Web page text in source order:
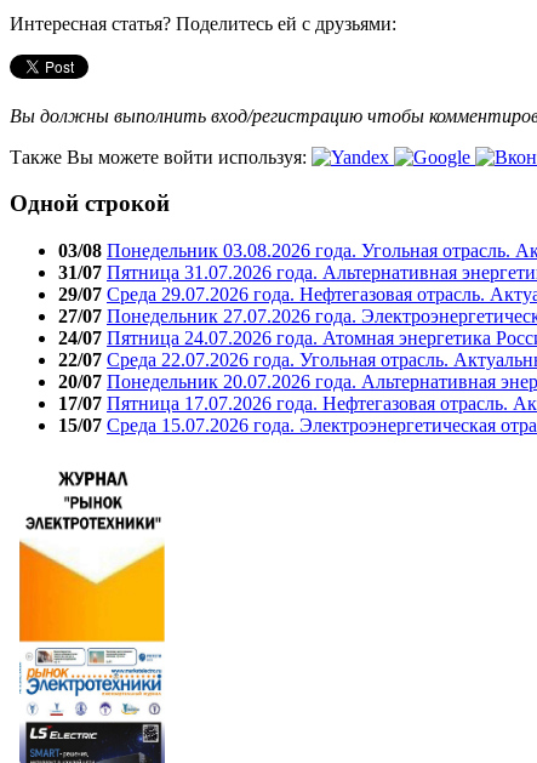
Интересная статья? Поделитесь ей с друзьями:
Вы должны выполнить вход/регистрацию чтобы
Также Вы можете войти используя:
Одной строкой
03/08 Понедельник 03.08.2026 года. Угольная отрасль.
31/07 Пятница 31.07.2026 года. Альтернативная
29/07 Среда 29.07.2026 года. Нефтегазовая отрасль.
27/07 Понедельник 27.07.2026 года.
24/07 Пятница 24.07.2026 года. Атомная энергетика
22/07 Среда 22.07.2026 года. Угольная отрасль.
20/07 Понедельник 20.07.2026 года. Альтернативная
17/07 Пятница 17.07.2026 года. Нефтегазовая отрасль.
15/07 Среда 15.07.2026 года. Электроэнергетическая